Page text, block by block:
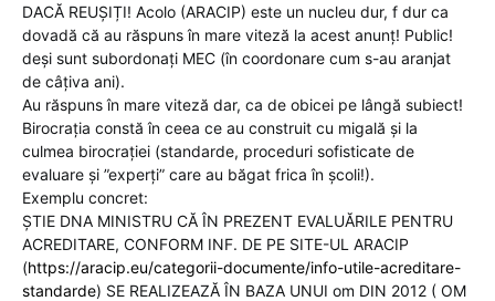
DACĂ REUȘIȚI! Acolo (ARACIP) este un nucleu dur, f dur ca
dovadă că au răspuns în mare viteză la acest anunț! Public!
deși sunt subordonați MEC (în coordonare cum s-au aranjat
de câțiva ani).
Au răspuns în mare viteză dar, ca de obicei pe lângă subiect!
Birocrația constă în ceea ce au construit cu migală și la
culmea birocrației (standarde, proceduri sofisticate de
evaluare și ”experți” care au băgat frica în școli!).
Exemplu concret:
ȘTIE DNA MINISTRU CĂ ÎN PREZENT EVALUĂRILE PENTRU
ACREDITARE, CONFORM INF. DE PE SITE-UL ARACIP
(https://aracip.eu/categorii-documente/info-utile-acreditare-
standarde) SE REALIZEAZĂ ÎN BAZA UNUI om DIN 2012 ( OM